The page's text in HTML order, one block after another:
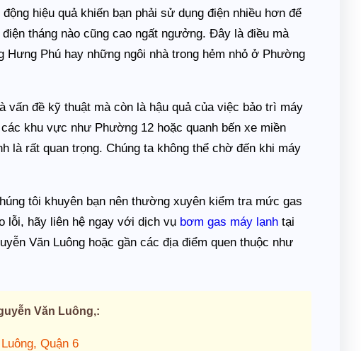
hiệu quả khiến bạn phải sử dụng điện nhiều hơn để
tháng nào cũng cao ngất ngưởng. Đây là điều mà
Phú hay những ngôi nhà trong hẻm nhỏ ở Phường
đề kỹ thuật mà còn là hậu quả của việc bảo trì máy
khu vực như Phường 12 hoặc quanh bến xe miền
là rất quan trọng. Chúng ta không thể chờ đến khi máy
tôi khuyên bạn nên thường xuyên kiểm tra mức gas
lỗi, hãy liên hệ ngay với dịch vụ bơm gas máy lạnh tại
Văn Luông hoặc gần các địa điểm quen thuộc như
Văn Luông,:
Quận 6